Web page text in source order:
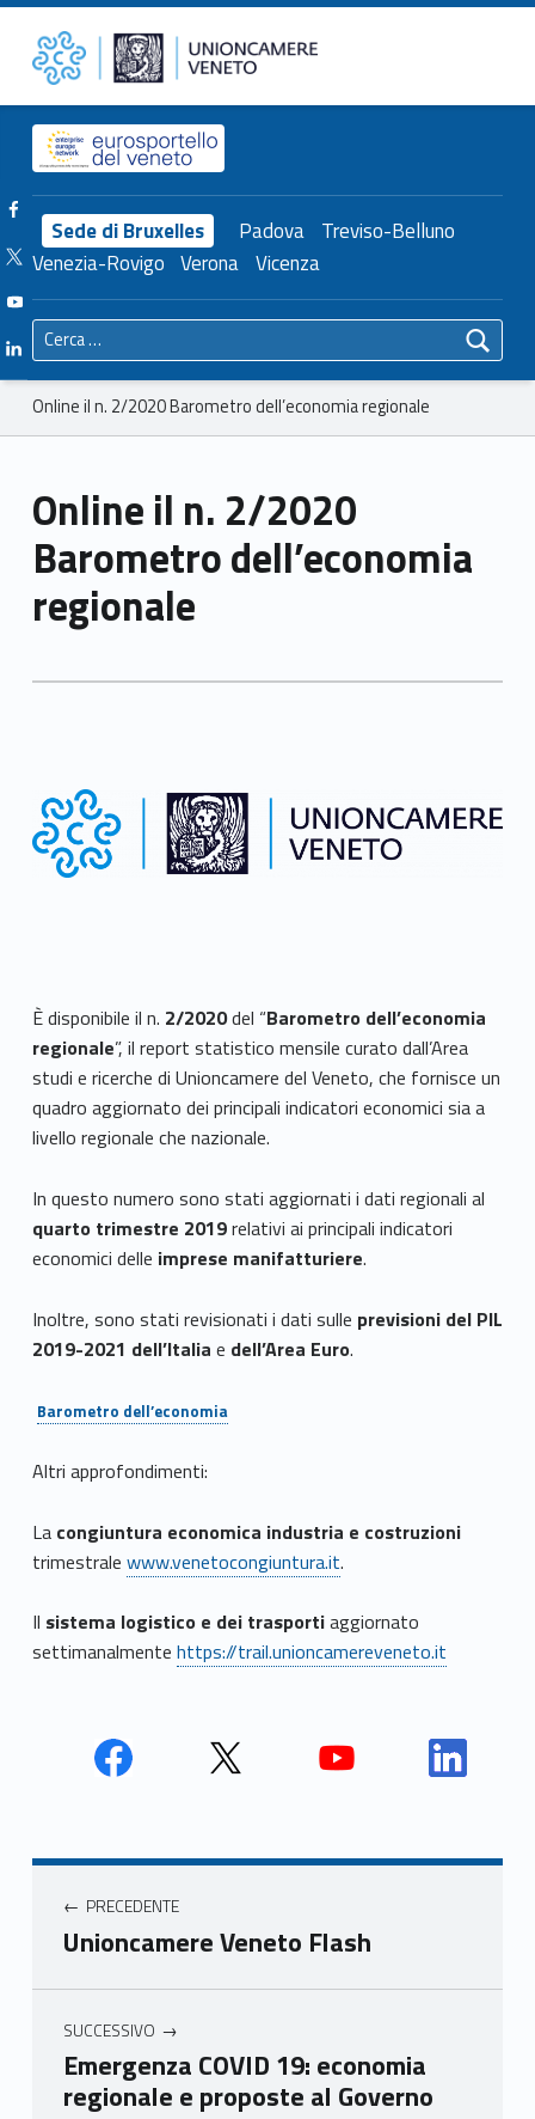
Online il n. 2/2020 Barometro dell’economia regionale – Unioncamere del Veneto Unioncamere del Veneto
Header info sidebar
Sede di Bruxelles Padova Treviso-Belluno
Venezia-Rovigo Verona Vicenza
Facebook Unioncamere Veneto
Twitter Unioncamere Veneto
Youtube Unioncamere Veneto
Linkedin Unioncamere Veneto
Ricerca per:
Breadcrumbs navigation
Online il n. 2/2020 Barometro dell’economia regionale
Online il n. 2/2020
Barometro dell’economia
regionale
È disponibile il n. 2/2020del “Barometro dell’economia
regionale”, il report statistico mensile curato dall’Area
studi e ricerche di Unioncamere del Veneto, che fornisce un
quadro aggiornato dei principali indicatori economici sia a
livello regionale che nazionale.
In questo numero sono stati aggiornati i dati regionali al
quarto trimestre 2019relativi ai principali indicatori
economici delle imprese manifatturiere.
Inoltre, sono stati revisionati i dati sulle previsioni del PIL
2019-2021 dell’Italia e dell’Area Euro.
Barometro dell’economia
Altri approfondimenti:
La congiuntura economica industria e costruzioni
trimestrale www.venetocongiuntura.it.
Il sistema logistico e dei trasportiaggiornato
settimanalmente https://trail.unioncamereveneto.it
Unio
mer
e
Unio
e
Unio
e
Unio
Navigazione articoli
PRECEDENTE
Unioncamere Veneto Flash
SUCCESSIVO
Emergenza COVID 19: economia
regionale e proposte al Governo